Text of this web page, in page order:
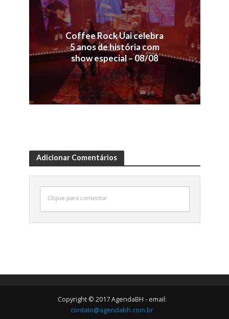
Coffee Rock Uai celebra
5 anos de história com
show especial – 08/08
Adicionar Comentários
Clique para comentar
Copyright © 2017 AgendaBH - email:
contato@agendabh.com.br